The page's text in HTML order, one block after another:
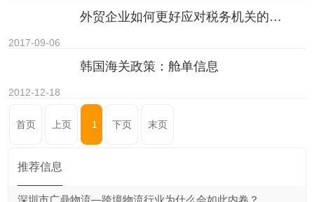
外贸企业如何更好应对税务机关的实地核查？
2017-09-06
韩国海关政策：舱单信息
2012-12-18
首页 上页 1 下页 末页
推荐信息